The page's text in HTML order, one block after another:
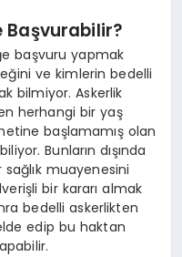
Başvurabilir?
başvuru yapmak
ve kimlerin bedelli
bilmiyor. Askerlik
herhangi bir yaş
başlamamış olan
Bunların dışında
muayenesini
bir kararı almak
bedelli askerlikten
edip bu haktan